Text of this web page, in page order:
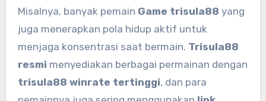
Misalnya, banyak pemain Game trisula88 yang
juga menerapkan pola hidup aktif untuk
menjaga konsentrasi saat bermain. Trisula88
resmi menyediakan berbagai permainan dengan
trisula88 winrate tertinggi, dan para